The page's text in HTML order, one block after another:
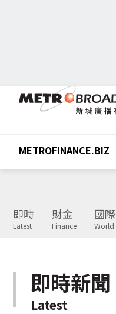
METROFINANCE.BIZ
即時
Latest
財金
Finance
國際
World
即時新聞
Latest